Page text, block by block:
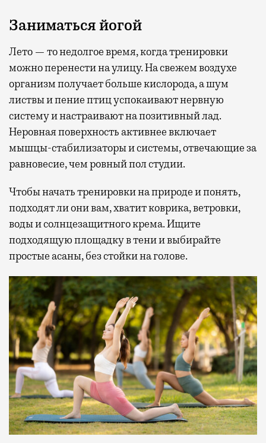
Заниматься йогой
Лето — то недолгое время, когда тренировки
можно перенести на улицу. На свежем воздухе
организм получает больше кислорода, а шум
листвы и пение птиц успокаивают нервную
систему и настраивают на позитивный лад.
Неровная поверхность активнее включает
мышцы-стабилизаторы и системы, отвечающие за
равновесие, чем ровный пол студии.
Чтобы начать тренировки на природе и понять,
подходят ли они вам, хватит коврика, ветровки,
воды и солнцезащитного крема. Ищите
подходящую площадку в тени и выбирайте
простые асаны, без стойки на голове.